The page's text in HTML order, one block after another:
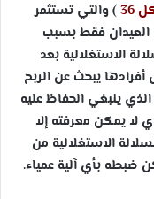
) والتي تستثمر
العيدان فقط بسبب
الاستغلالية بعد
يبحث عن الربح
ينبغي الحفاظ عليه
لا يمكن معرفته إلا
الاستغلالية من
ضبطه بأي آلية عمياء.